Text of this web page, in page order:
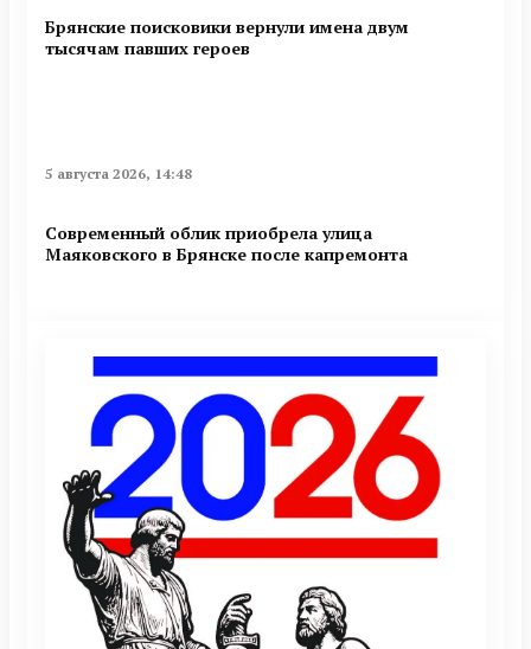
Брянские поисковики вернули имена двум
тысячам павших героев
5 августа 2026, 14:48
Современный облик приобрела улица
Маяковского в Брянске после капремонта